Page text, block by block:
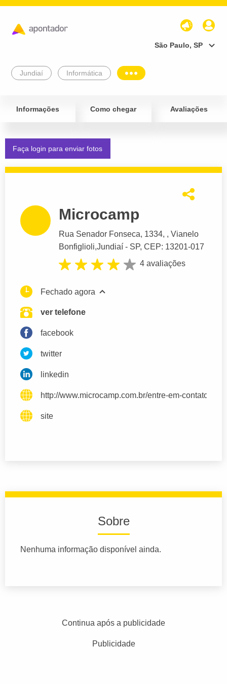
São Paulo, SP
Jundiaí Informática
Informações Como chegar Avaliações
Faça login para enviar fotos
Microcamp
Rua Senador Fonseca, 1334, , Vianelo
Bonfiglioli,Jundiaí - SP, CEP: 13201-017
4 avaliações
Fechado agora
ver telefone
facebook
twitter
linkedin
http://www.microcamp.com.br/entre-em-contato.php
site
Sobre
Nenhuma informação disponível ainda.
Continua após a publicidade
Publicidade